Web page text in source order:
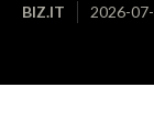
BIZ.IT 2026-